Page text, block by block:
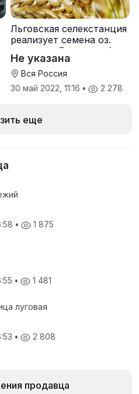
Льговская селекстанция
реализует семена оз.
пшеницы Льговская4 и
Льговская8
Не указана
Вся Россия
30 май 2022, 11:16 • 2 278
еще
• 1 875
• 1 481
луговая
• 2 808
продавца